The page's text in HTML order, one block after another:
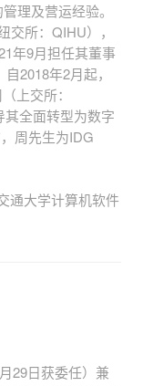
理及营运经验。
所：QIHU），
年9月担任其董事
2018年2月起，
上交所：
全面转型为数字
周先生为IDG
通大学计算机软件
29日获委任）兼